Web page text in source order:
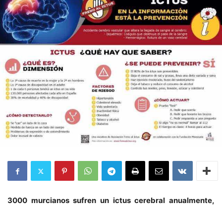
3000 murcianos sufren un ictus cerebral anualmente,